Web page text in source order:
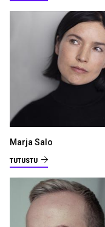
Marja Salo
TUTUSTU